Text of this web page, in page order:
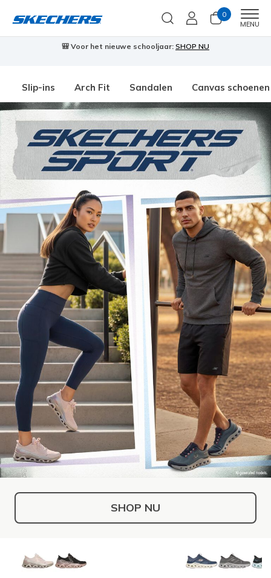
0
MENU
🎒 Voor het nieuwe schooljaar: SHOP NU
Slip-ins Arch Fit Sandalen Canvas schoenen
SHOP NU